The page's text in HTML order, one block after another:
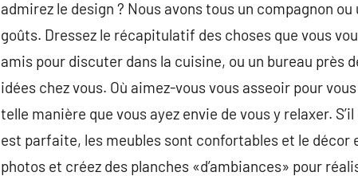
admirez le design ? Nous avons tous un compagnon
goûts. Dressez le récapitulatif des choses que vous
amis pour discuter dans la cuisine, ou un bureau près
idées chez vous. Où aimez-vous vous asseoir pour
telle manière que vous ayez envie de vous y relaxer.
est parfaite, les meubles sont confortables et le décor
photos et créez des planches «d’ambiances» pour